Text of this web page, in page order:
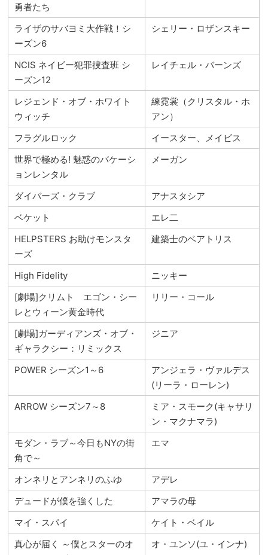
勇者たち
ライザのサバヨミ大作戦！シ
ーズン6
シェリー・ロザンスキー
NCIS ネイビー犯罪捜査班 シ
ーズン12
レイチェル・バーンズ
レジェンド・オブ・ホワイト
ウィッチ
練霓裳（クリスタル・ホ
アン）
フラグルロック
イースター、メイビス
世界で極める! 魅惑のバケーシ
ョンレンタル
メーガン
ダイバーズ・クラブ
アナスタシア
ベケット
エレ二
HELPSTERS お助けモンスタ
ーズ
建築士のベアトリス
High Fidelity
ニッキー
[劇場]クリムト エゴン・シー
レとウィーン黄金時代
リリー・コール
[劇場]ガーディアンズ・オブ・
ギャラクシー：リミックス
ジニア
POWER シーズン1～6
アンジェラ・ヴァルデス
(リーラ・ローレン)
ARROW シーズン7～8
ミア・スモーク(キャサリ
ン・マクナマラ)
モダン・ラブ～今日もNYの街
角で～
エマ
オンネリとアンネリのふゆ
アデレ
デュードが僕を強くした
アマラの母
マイ・スパイ
ケイト・ベイル
真心が届く ～僕とスターのオ
オ・ユンソ(ユ・インナ)